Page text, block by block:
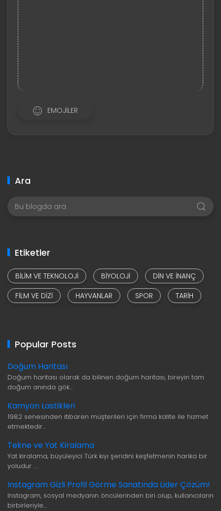
EMOJILER
Ara
Etiketler
BILIM VE TEKNOLOJI BIYOLOJI
DIN VE INANÇ
FILM VE DIZI
HAYVANLAR SPOR TARIH
Popular Posts
Doğum Haritası
Doğum haritası olarak da bilinen doğum haritası, bireyin tam
doğum anında gök…
Kamyon Lastikleri
1982 senesinden itibaren müşterileri için firma kalite ile hizmet
etmektedir…
Tekne ve Yat Kiralama
Yat kiralama, büyüleyici Türk kıyı şeridini keşfetmenin harika bir
yoludur. …
Instagram Gizli Profil Görme Sanatında Lider Çözüm!
Instagram, sosyal medyanın öncülerinden biri olup, kullanıcıların
birbirleriyle…